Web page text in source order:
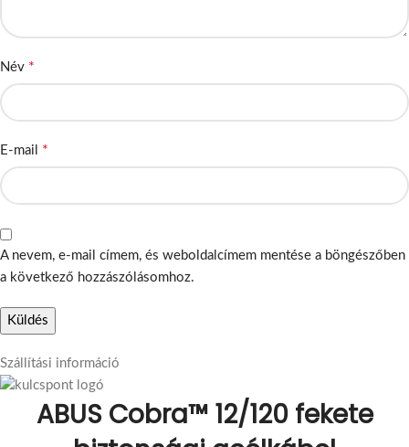
Név *
E-mail *
A nevem, e-mail címem, és weboldalcímem mentése a böngészőben
a következő hozzászólásomhoz.
Szállítási információ
ABUS Cobra™ 12/120 fekete